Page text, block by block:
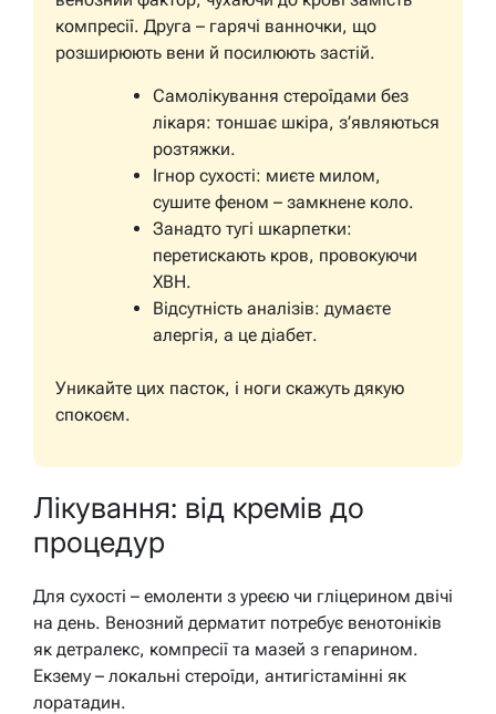
компресії. Друга – гарячі ванночки, що
розширюють вени й посилюють застій.
Самолікування стероїдами без
лікаря: тоншає шкіра, з’являються
розтяжки.
Ігнор сухості: миєте милом,
сушите феном – замкнене коло.
Занадто тугі шкарпетки:
перетискають кров, провокуючи
ХВН.
Відсутність аналізів: думаєте
алергія, а це діабет.
Уникайте цих пасток, і ноги скажуть дякую
спокоєм.
Лікування: від кремів до
процедур
Для сухості – емоленти з уреєю чи гліцерином двічі
на день. Венозний дерматит потребує венотоніків
як детралекс, компресії та мазей з гепарином.
Екзему – локальні стероїди, антигістамінні як
лоратадин.